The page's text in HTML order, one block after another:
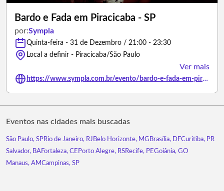
Bardo e Fada em Piracicaba - SP
por:Sympla
Quinta-feira - 31 de Dezembro / 21:00 - 23:30
Local a definir - Piracicaba/São Paulo
Ver mais
https://www.sympla.com.br/evento/bardo-e-fada-em-piracicaba-sp/3236924
Eventos nas cidades mais buscadas
São Paulo, SPRio de Janeiro, RJ Belo Horizonte, MG Brasília, DFCuritiba, PR
Salvador, BAFortaleza, CE Porto Alegre, RSRecife, PEGoiânia, GO
Manaus, AMCampinas, SP